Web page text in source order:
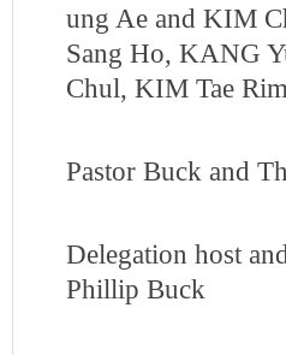
ung Ae and KIM
Sang Ho, KANG
Chul, KIM Tae
Pastor Buck and
Delegation host
Phillip Buck